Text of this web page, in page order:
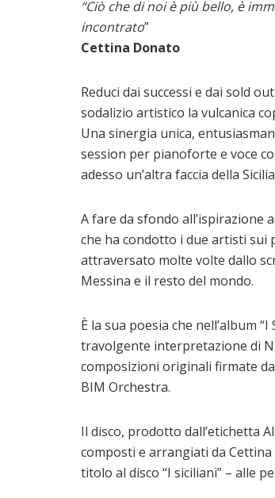
“Ciò che di noi è più bello, è
incontrato”
Cettina Donato
Reduci dai successi e dai sold
sodalizio artistico la vulcanica
Una sinergia unica,
session per pianoforte e voce
adesso un’altra faccia della
A fare da sfondo all’ispirazione
che ha condotto i due artisti sui
attraversato molte volte dallo
Messina e il resto del mondo.
È la sua poesia che nell’album
travolgente interpretazione di
composizioni originali firmate
BIM Orchestra.
Il disco, prodotto dall’etichetta
composti e arrangiati da
titolo al disco “I siciliani” – alle